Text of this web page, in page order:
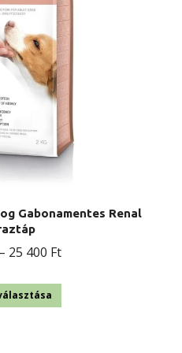
Gabonamentes Renal
– 25 400 FtÁrtartomány: